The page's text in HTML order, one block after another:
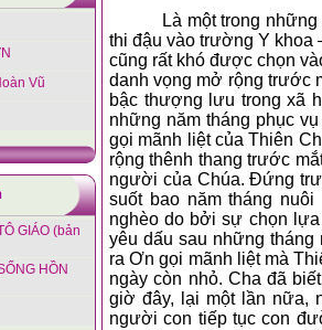
Vũ
GIÁO (bản
HỒN
Là một trong
thi đậu vào trường Y khoa
cũng rất khó được chọn
danh vọng mở rộng trước
bậc thượng lưu trong xã
những năm tháng phục
gọi mãnh liệt của Thiên
rộng thênh thang trước
người của Chúa. Đứng
suốt bao năm tháng
nghèo do bởi sự chọn
yêu dấu sau những
ra Ơn gọi mãnh liệt mà
ngày còn nhỏ. Cha đã
giờ đây, lại một lần nữa,
người con tiếp tục con